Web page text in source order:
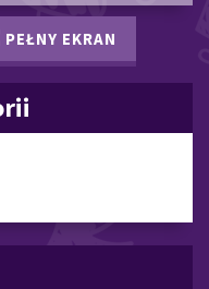
PEŁNY EKRAN